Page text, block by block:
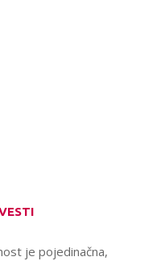
je pojedinačna,